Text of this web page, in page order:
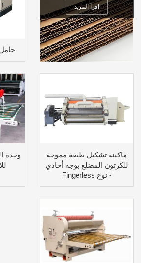
اقرأ المزيد
ماكينة تشكيل طبقة مموجة
للكرتون المضلع بوجه أحادي
- نوع Fingerless
وحدة